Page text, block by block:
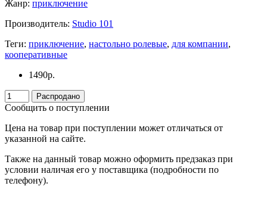
Жанр: приключение
Производитель: Studio 101
Теги: приключение, настольно ролевые, для компании,
кооперативные
1490р.
Распродано
Сообщить о поступлении
Цена на товар при поступлении может отличаться от
указанной на сайте.
Также на данный товар можно оформить предзаказ при
условии наличая его у поставщика (подробности по
телефону).